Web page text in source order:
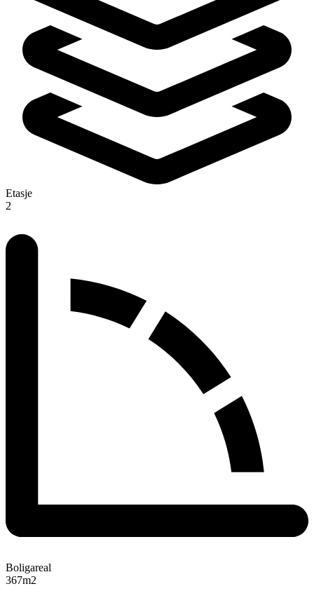
Etasje
2
Boligareal
367m2